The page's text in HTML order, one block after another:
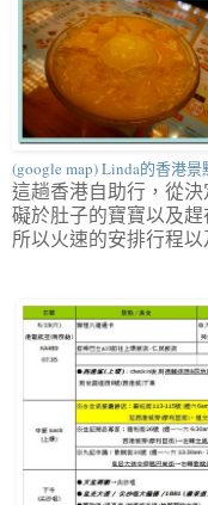
(google map) Linda的香港景
這趟香港自助行，從
礙於肚子的寶寶以及
所以火速的安排行程